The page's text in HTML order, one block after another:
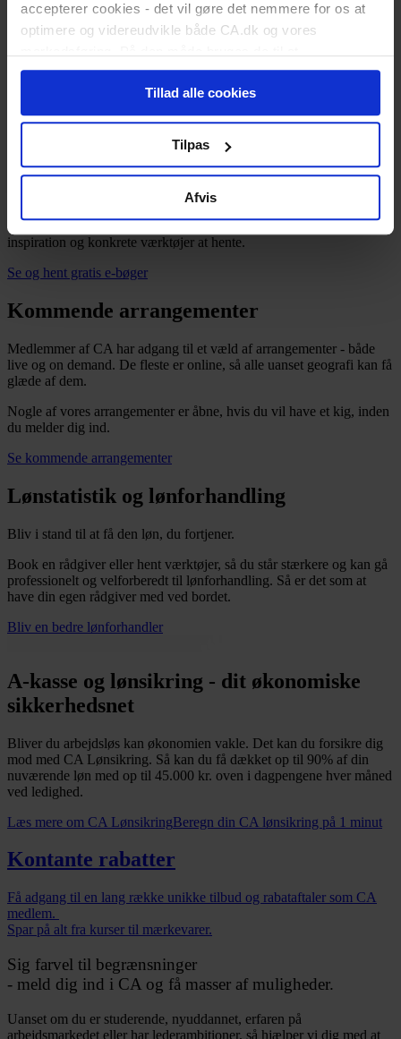
accepterer cookies - det vil gøre det nemmere for os at
optimere og videreudvikle både CA.dk og vores
personalisere indhold til dig, herunder på vores
hjemmeside, i emails og i annoncer. Ønsker du senere
hen at ændre dit cookie-samtykke, kan du altid gøre det
ved at klikke på "Cookiepolitik" nederst på alle sider.
Tillad alle cookies
Tilpas
Afvis
Se om CA Advokathjælp er noget for dig
Personlig og faglig udvikling
Som medlem af CA får du bl.a. adgang til karriererådgivning,
værktøjer e-bøger samt webinarer og foredrag, så du kan udvikle dig
E-bøger og booklets
Stå stærkere - gå ikke glip af masser af e-bøger, booklets og
værktøjer, der kan styrke dig i din karriere.
Uanset om du er jobsøgende eller i arbejde, er der masser af
inspiration og konkrete værktøjer at hente.
Se og hent gratis e-bøger
Kommende arrangementer
Medlemmer af CA har adgang til et væld af arrangementer - både
live og on demand. De fleste er online, så alle uanset geografi kan få
glæde af dem.
Nogle af vores arrangementer er åbne, hvis du vil have et kig, inden
du melder dig ind.
Se kommende arrangementer
Lønstatistik og lønforhandling
Bliv i stand til at få den løn, du fortjener.
Book en rådgiver eller hent værktøjer, så du står stærkere og kan gå
professionelt og velforberedt til lønforhandling. Så er det som at
have din egen rådgiver med ved bordet.
Bliv en bedre lønforhandler
A-kasse og lønsikring - dit økonomiske
sikkerhedsnet
Bliver du arbejdsløs kan økonomien vakle. Det kan du forsikre dig
mod med CA Lønsikring. Så kan du få dækket op til 90% af din
nuværende løn med op til 45.000 kr. oven i dagpengene hver måned
ved ledighed.
Læs mere om CA LønsikringBeregn din CA lønsikring på 1 minut
Kontante rabatter
Få adgang til en lang række unikke tilbud og rabataftaler som CA
medlem.
Spar på alt fra kurser til mærkevarer.
Sig farvel til begrænsninger
- meld dig ind i CA og få masser af muligheder.
Uanset om du er studerende, nyuddannet, erfaren på
arbejdsmarkedet eller har lederambitioner, så hjælper vi dig med at